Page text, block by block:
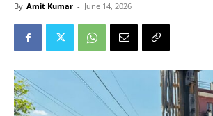
By Amit Kumar - June 14, 2026